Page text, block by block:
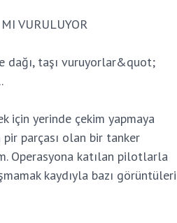
VURULUYOR
dağı, taşı vuruyorlar&quot;
için yerinde çekim yapmaya
parçası olan bir tanker
Operasyona katılan pilotlarla
kaydıyla bazı görüntüleri